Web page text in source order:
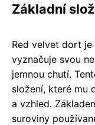
Základní
Red velvet dort
vyznačuje svou
jemnou chutí.
složení, které mu
a vzhled.
suroviny